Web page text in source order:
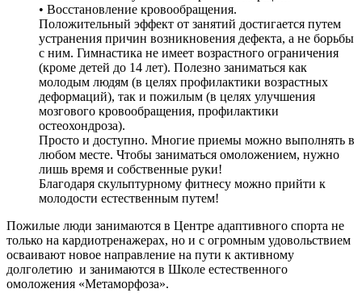
• Восстановление кровообращения.
Положительный эффект от занятий достигается путем
устранения причин возникновения дефекта, а не борьбы
с ним. Гимнастика не имеет возрастного ограничения
(кроме детей до 14 лет). Полезно заниматься как
молодым людям (в целях профилактики возрастных
деформаций), так и пожилым (в целях улучшения
мозгового кровообращения, профилактики
остеохондроза).
Просто и доступно. Многие приемы можно выполнять в
любом месте. Чтобы заниматься омоложением, нужно
лишь время и собственные руки!
Благодаря скульптурному фитнесу можно прийти к
молодости естественным путем!
Пожилые люди занимаются в Центре адаптивного спорта не
только на кардиотренажерах, но и с огромным удовольствием
осваивают новое направление на пути к активному
долголетию и занимаются в Школе естественного
омоложения «Метаморфоза».